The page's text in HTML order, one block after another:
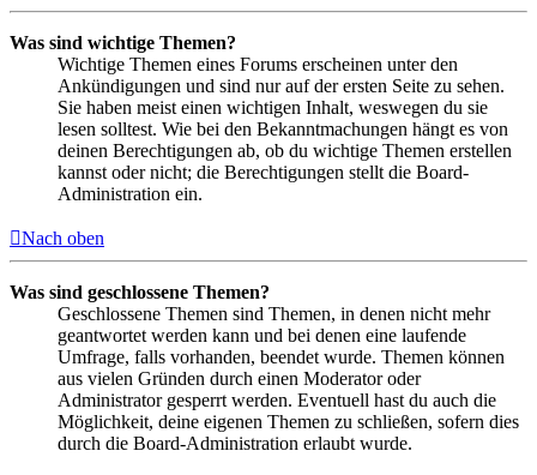
Was sind wichtige Themen?
Wichtige Themen eines Forums erscheinen unter den
Ankündigungen und sind nur auf der ersten Seite zu sehen.
Sie haben meist einen wichtigen Inhalt, weswegen du sie
lesen solltest. Wie bei den Bekanntmachungen hängt es von
deinen Berechtigungen ab, ob du wichtige Themen erstellen
kannst oder nicht; die Berechtigungen stellt die Board-
Administration ein.
Nach oben
Was sind geschlossene Themen?
Geschlossene Themen sind Themen, in denen nicht mehr
geantwortet werden kann und bei denen eine laufende
Umfrage, falls vorhanden, beendet wurde. Themen können
aus vielen Gründen durch einen Moderator oder
Administrator gesperrt werden. Eventuell hast du auch die
Möglichkeit, deine eigenen Themen zu schließen, sofern dies
durch die Board-Administration erlaubt wurde.